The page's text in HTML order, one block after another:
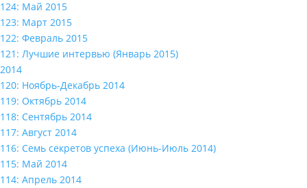
124: Май 2015
123: Март 2015
122: Февраль 2015
121: Лучшие интервью (Январь 2015)
2014
120: Ноябрь-Декабрь 2014
119: Октябрь 2014
118: Сентябрь 2014
117: Август 2014
116: Семь секретов успеха (Июнь-Июль 2014)
115: Май 2014
114: Апрель 2014